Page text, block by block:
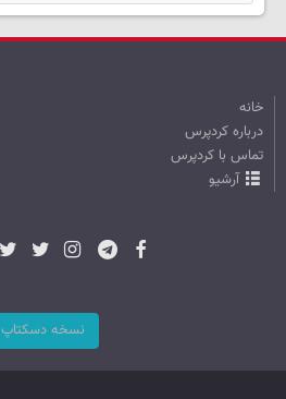
خانه
درباره کردپرس
تماس با کردپرس
آرشیو
نسخه دسکتاپ